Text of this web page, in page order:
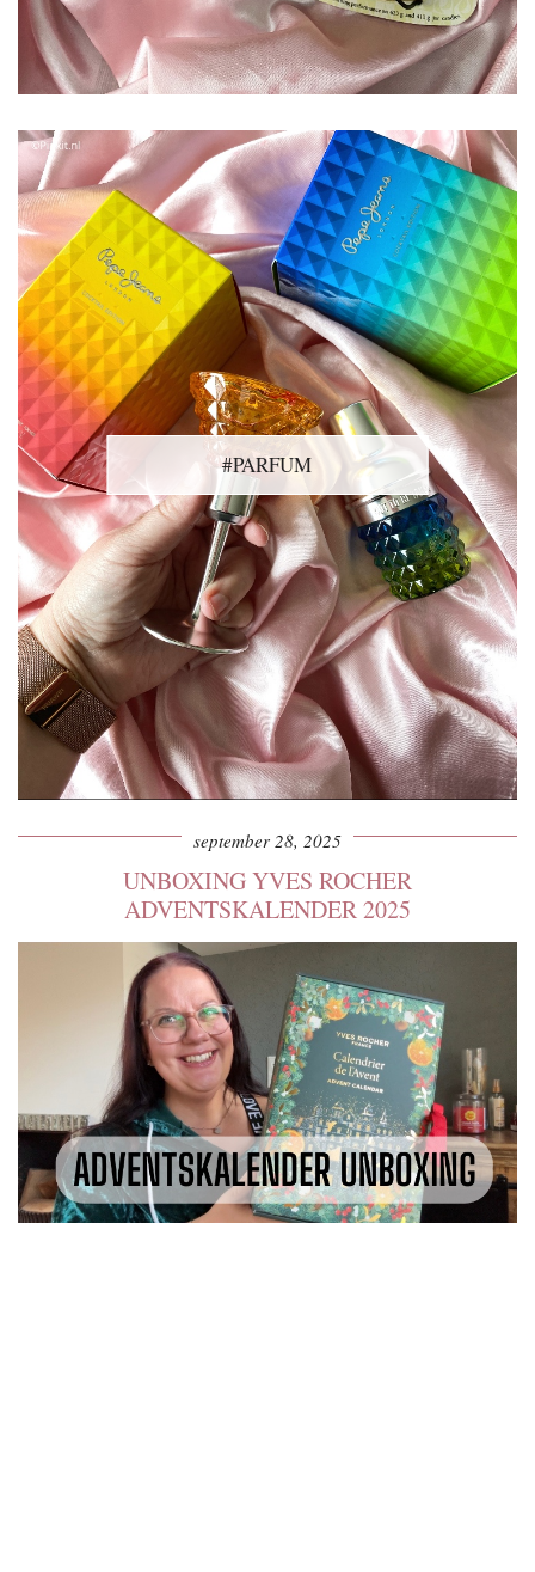
#PARFUM
september 28, 2025
UNBOXING YVES ROCHER
ADVENTSKALENDER 2025